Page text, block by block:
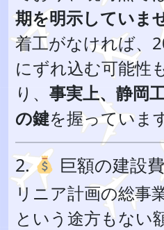
期を明示していま
着工がなければ、
にずれ込む可能性
り、 事実上、静岡
の鍵を握っていま
2. 巨額の建設
リニア計画の総事
という途方もない